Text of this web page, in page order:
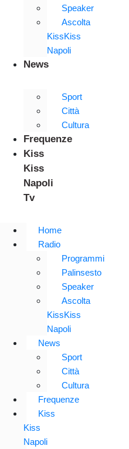
Speaker
Ascolta
KissKiss
Napoli
News
Sport
Città
Cultura
Frequenze
Kiss
Kiss
Napoli
Tv
Home
Radio
Programmi
Palinsesto
Speaker
Ascolta
KissKiss
Napoli
News
Sport
Città
Cultura
Frequenze
Kiss
Kiss
Napoli